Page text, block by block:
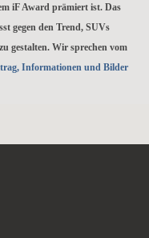
iF Award prämiert ist. Das
gegen den Trend, SUVs
gestalten. Wir sprechen vom
Informationen und Bilder